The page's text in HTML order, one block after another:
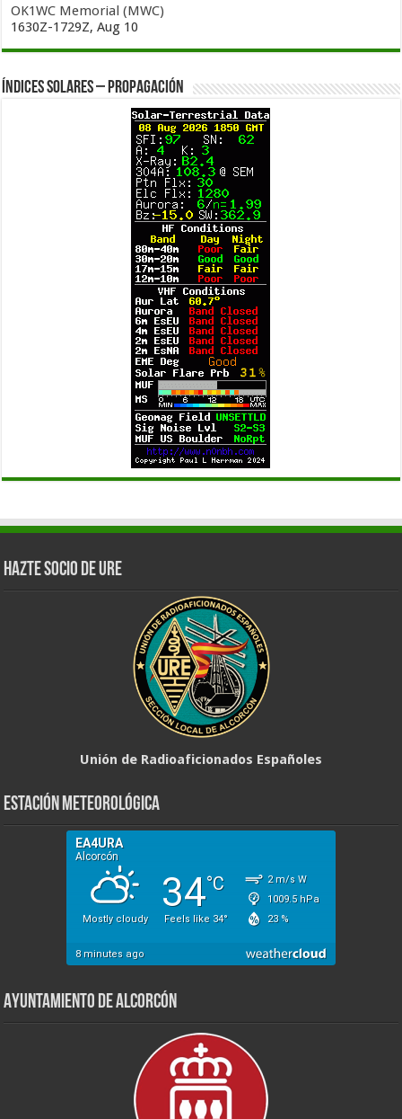
OK1WC Memorial (MWC)
1630Z-1729Z, Aug 10
Índices solares – Propagación
Hazte Socio de URE
Unión de Radioaficionados Españoles
Estación Meteorológica
Ayuntamiento de Alcorcón